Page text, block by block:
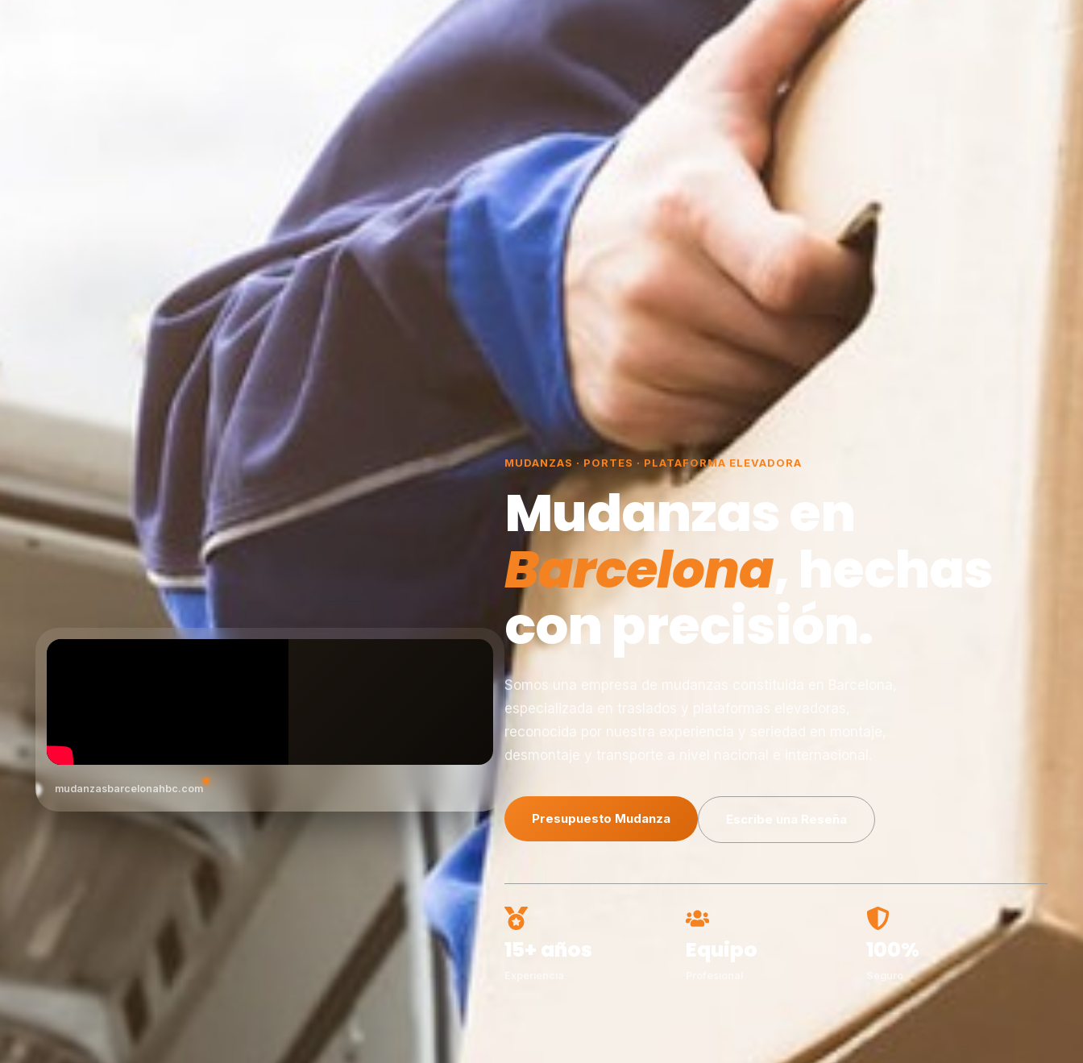
mudanzasbarcelonahbc.com
MUDANZAS · PORTES · PLATAFORMA ELEVADORA
Mudanzas en
Barcelona, hechas
con precisión.
Somos una empresa de mudanzas constituida en Barcelona,
especializada en traslados y plataformas elevadoras,
reconocida por nuestra experiencia y seriedad en montaje,
desmontaje y transporte a nivel nacional e internacional.
Presupuesto Mudanza Escribe una Reseña
15+ años Equipo 100%
Seguro